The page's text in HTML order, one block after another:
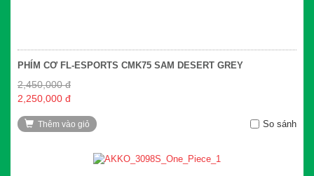
PHÍM CƠ FL-ESPORTS CMK75 SAM DESERT GREY
2,450,000 đ
2,250,000 đ
Thêm vào giỏ So sánh